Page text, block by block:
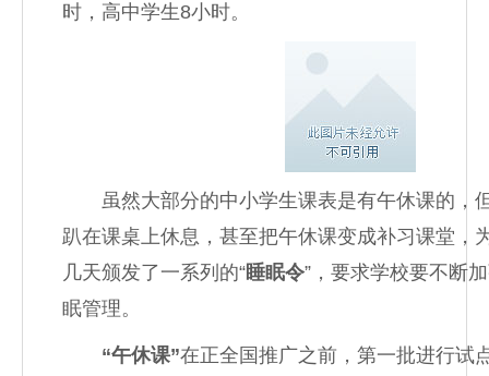
时，高中学生8小时。
虽然大部分的中小学生课表是有午休课的，
趴在课桌上休息，甚至把午休课变成补习课堂，
几天颁发了一系列的“睡眠令”，要求学校要不断
眠管理。
“午休课”在正全国推广之前，第一批进行试